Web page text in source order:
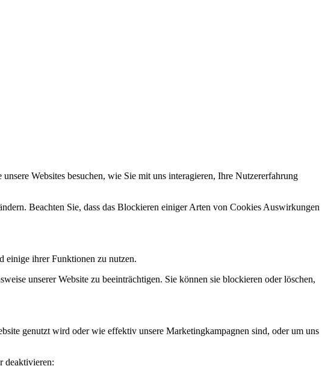
Websites besuchen, wie Sie mit uns interagieren, Ihre Nutzererfahrung
Beachten Sie, dass das Blockieren einiger Arten von Cookies Auswirkungen
einige ihrer Funktionen zu nutzen.
unserer Website zu beeinträchtigen. Sie können sie blockieren oder löschen,
genutzt wird oder wie effektiv unsere Marketingkampagnen sind, oder um uns
deaktivieren: